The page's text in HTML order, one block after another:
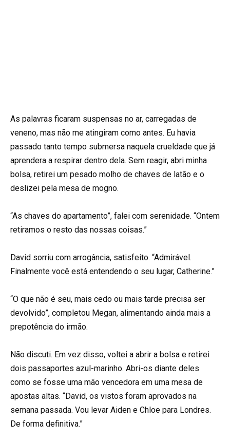
As palavras ficaram suspensas no ar, carregadas de
veneno, mas não me atingiram como antes. Eu havia
passado tanto tempo submersa naquela crueldade que já
aprendera a respirar dentro dela. Sem reagir, abri minha
bolsa, retirei um pesado molho de chaves de latão e o
deslizei pela mesa de mogno.
“As chaves do apartamento”, falei com serenidade. “Ontem
retiramos o resto das nossas coisas.”
David sorriu com arrogância, satisfeito. “Admirável.
Finalmente você está entendendo o seu lugar, Catherine.”
“O que não é seu, mais cedo ou mais tarde precisa ser
devolvido”, completou Megan, alimentando ainda mais a
prepotência do irmão.
Não discuti. Em vez disso, voltei a abrir a bolsa e retirei
dois passaportes azul-marinho. Abri-os diante deles
como se fosse uma mão vencedora em uma mesa de
apostas altas. “David, os vistos foram aprovados na
semana passada. Vou levar Aiden e Chloe para Londres.
De forma definitiva.”